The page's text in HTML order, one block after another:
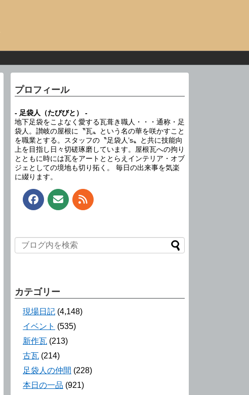
プロフィール
- 足袋人（たびびと） -
地下足袋をこよなく愛する瓦葺き職人・・・通称・足
袋人。讃岐の屋根に〝瓦〟という名の華を咲かすこと
を職業とする。スタッフの〝足袋人’s〟と共に技能向
上を目指し日々切磋琢磨しています。屋根瓦への拘り
とともに時には瓦をアートととらえインテリア・オブ
ジェとしての境地も切り拓く。 毎日の出来事を気楽
に綴ります。
カテゴリー
現場日記 (4,148)
イベント (535)
新作瓦 (213)
古瓦 (214)
足袋人の仲間 (228)
本日の一品 (921)